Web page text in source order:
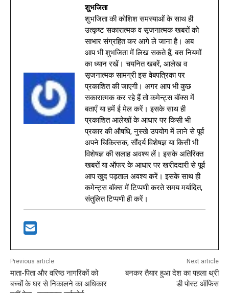
शुभजिता
शुभजिता की कोशिश समस्याओं के साथ ही
उत्कृष्ट सकारात्मक व सृजनात्मक खबरों को
साभार संग्रहित कर आगे ले जाना है। अब
आप भी शुभजिता में लिख सकते हैं, बस नियमों
का ध्यान रखें। चयनित खबरें, आलेख व
सृजनात्मक सामग्री इस वेबपत्रिका पर
प्रकाशित की जाएगी। अगर आप भी कुछ
सकारात्मक कर रहे हैं तो कमेन्ट्स बॉक्स में
बताएँ या हमें ई मेल करें। इसके साथ ही
प्रकाशित आलेखों के आधार पर किसी भी
प्रकार की औषधि, नुस्खे उपयोग में लाने से पूर्व
अपने चिकित्सक, सौंदर्य विशेषज्ञ या किसी भी
विशेषज्ञ की सलाह अवश्य लें। इसके अतिरिक्त
खबरों या ऑफर के आधार पर खरीददारी से पूर्व
आप खुद पड़ताल अवश्य करें। इसके साथ ही
कमेन्ट्स बॉक्स में टिप्पणी करते समय मर्यादित,
संतुलित टिप्पणी ही करें।
Previous article
माता-पिता और वरिष्ठ नागरिकों को
बच्चों के घर से निकालने का अधिकार
Next article
बनकर तैयार हुआ देश का पहला थ्री
डी पोस्ट ऑफिस